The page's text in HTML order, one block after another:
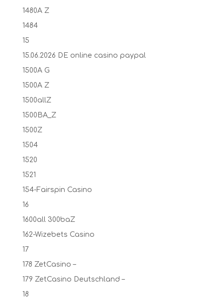
1480A Z
1484
15
15.06.2026 DE online casino paypal
1500A G
1500A Z
1500allZ
1500BA_Z
1500Z
1504
1520
1521
154-Fairspin Casino
16
1600all 300baZ
162-Wizebets Casino
17
178 ZetCasino –
179 ZetCasino Deutschland –
18